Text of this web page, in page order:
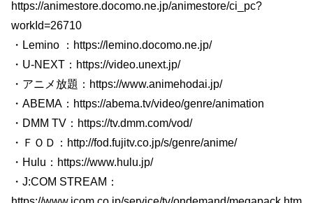
https://animestore.docomo.ne.jp/animestore/ci_pc?
workId=26710
・Lemino ：https://lemino.docomo.ne.jp/
・U-NEXT：https://video.unext.jp/
・アニメ放題：https://www.animehodai.jp/
・ABEMA：https://abema.tv/video/genre/animation
・DMM TV：https://tv.dmm.com/vod/
・ＦＯＤ：http://fod.fujitv.co.jp/s/genre/anime/
・Hulu：https://www.hulu.jp/
・J:COM STREAM：